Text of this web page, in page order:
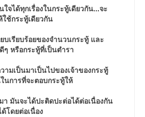
จได้ทุกเรื่องในกระทู้เดียวกัน...จะ
ใช้กระทู้เดียวกัน
บเรียบร้อยของจำนวนกระทู้ และ
ๆ หรือกระทู้ที่เป็นตำรา
ามเป็นมาเป็นไปของเจ้าของกระทู้
นการที่จะตอบกระทู้ให้
า มันจะได้ปะติดปะต่อได้ต่อเนื่องกัน
โดยต่อเนื่อง